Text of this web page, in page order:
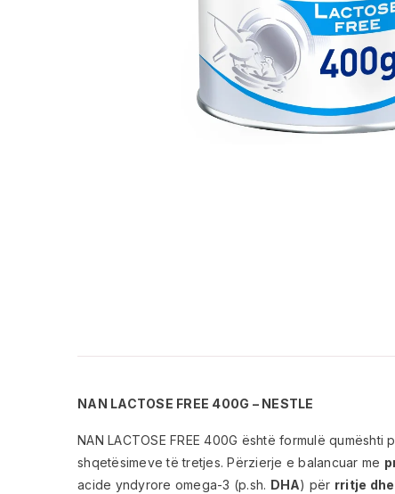
NAN LACTOSE FREE 400G – NESTLE
NAN LACTOSE FREE 400G është formulë qumështi
shqetësimeve të tretjes. Përzierje e balancuar me
acide yndyrore omega-3 (p.sh. DHA) për rritje